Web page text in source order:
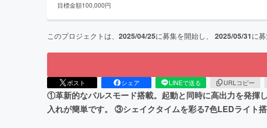
目標金額100,000円
このプロジェクトは、 2025/04/25に募集を開始し、 2025/05/31に
ポスト シェア LINEで送る URLコピー
①革新的なパルスモード搭載。起動と同時に高出力を発揮
入れが簡単です。 ③シェイクタイムを彩る7色LEDライト